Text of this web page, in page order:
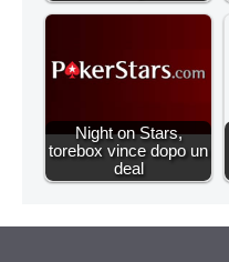
Night on Stars,
torebox vince dopo un
deal